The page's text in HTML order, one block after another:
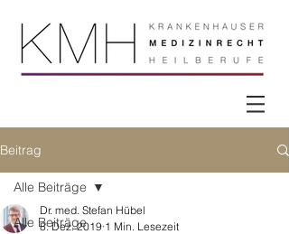
Beitrag
Alle Beiträge
Alle Beiträge
Dr. med. Stefan Hübel
8. Dez. 2019 1 Min. Lesezeit